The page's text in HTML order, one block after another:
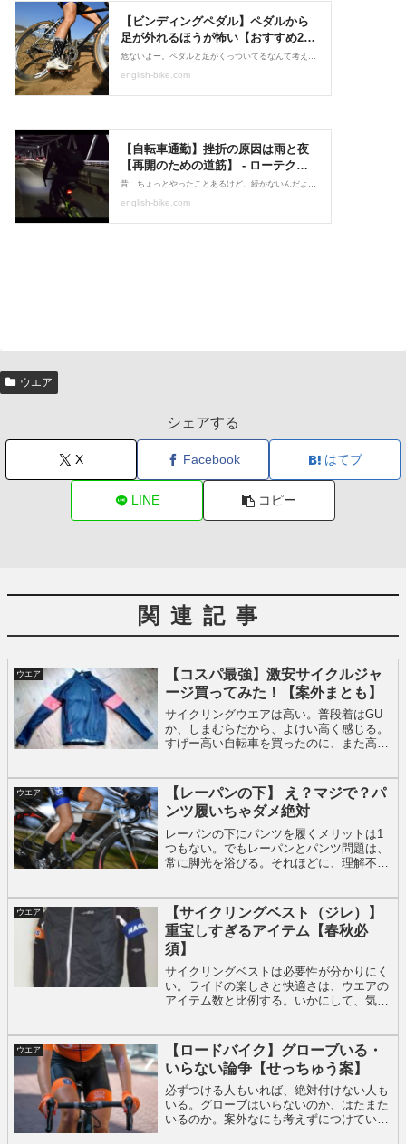
ウエア
シェアする
X Facebook はてブ
LINE コピー
関連記事
ウエア
【コスパ最強】激安サイクルジャ
ージ買ってみた！【案外まとも】
サイクリングウエアは高い。普段着はGU
か、しまむらだから、よけい高く感じる。
すげー高い自転車を買ったのに、また高い
かの分かれ道は、ウエアの選び方と持って
いるアイテム数。
ウエア
【レーパンの下】 え？マジで？パ
ンツ履いちゃダメ絶対
レーパンの下にパンツを履くメリットは1
つもない。でもレーパンとパンツ問題は、
常に脚光を浴びる。それほどに、理解不可
は水分を蓄える。だから濡れたら冷える。
乾きにくいし、そもそも不快。もうパンツ
はいらない。
ウエア
【サイクリングベスト（ジレ）】
重宝しすぎるアイテム【春秋必
須】
サイクリングベストは必要性が分かりにく
い。ライドの楽しさと快適さは、ウエアの
アイテム数と比例する。いかにして、気温
る→ウインドブレーカーを脱いだ時、いき
なり寒くならない
ウエア
【ロードバイク】グローブいる・
いらない論争【せっちゅう案】
必ずつける人もいれば、絶対付けない人も
いる。グローブはいらないのか、はたまた
いるのか。案外なにも考えずにつけている